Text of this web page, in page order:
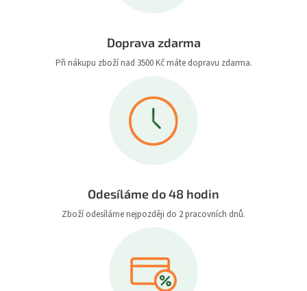
Doprava zdarma
Při nákupu zboží nad 3500 Kč máte dopravu zdarma.
Odesíláme do 48 hodin
Zboží odesíláme nejpozději do 2 pracovních dnů.